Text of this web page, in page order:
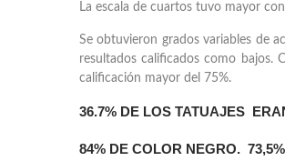
La escala de cuartos tuvo mayor
Se obtuvieron grados variables de
resultados calificados como bajos.
calificación mayor del 75%.
36.7% DE LOS TATUAJES
84% DE COLOR NEGRO.